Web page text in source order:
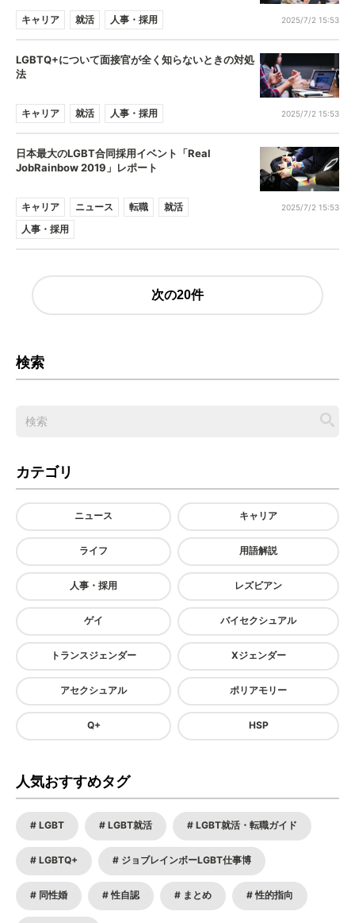
キャリア 就活 人事・採用 2025/7/2 15:53
LGBTQ+について面接官が全く知らないときの対処
法
キャリア 就活 人事・採用 2025/7/2 15:53
日本最大のLGBT合同採用イベント「Real
JobRainbow 2019」レポート
キャリア ニュース 転職
就活
人事・採用
2025/7/2 15:53
次の20件
検索
カテゴリ
ニュース キャリア
ライフ 用語解説
人事・採用 レズビアン
ゲイ バイセクシュアル
トランスジェンダー Xジェンダー
アセクシュアル ポリアモリー
Q+ HSP
人気おすすめタグ
LGBT LGBT就活 LGBT就活・転職ガイド
LGBTQ+ ジョブレインボーLGBT仕事博
同性婚 性自認 まとめ 性的指向